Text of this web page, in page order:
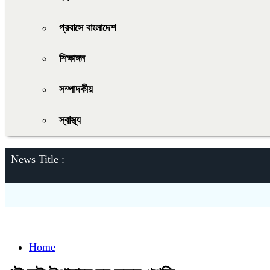
প্রবাসে বাংলাদেশ
শিক্ষাঙ্গন
সম্পাদকীয়
স্বাস্থ্য
News Title :
Home